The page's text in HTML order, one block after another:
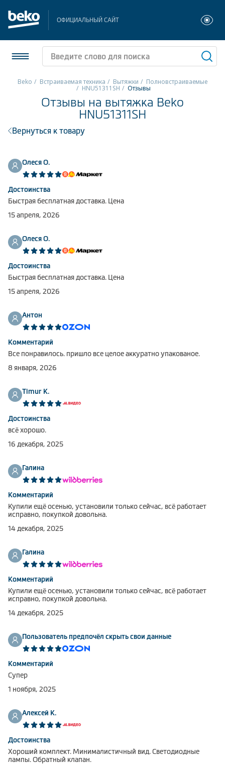
ОФИЦИАЛЬНЫЙ САЙТ
Холодильники и морозильники
Плиты
Встраиваемая техника
Малая бытовая техника
Beko Встраиваемая техника Вытяжки Полновстраиваемые
HNU51311SH Отзывы
Отзывы на вытяжка Beko
HNU51311SH
Вернуться к товару
Олеся О.
Достоинства
Быстрая бесплатная доставка. Цена
15 апреля, 2026
Олеся О.
Достоинства
Быстрая бесплатная доставка. Цена
15 апреля, 2026
Антон
Комментарий
Все понравилось. пришло все целое аккуратно упакованое.
8 января, 2026
Timur K.
Достоинства
всё хорошо.
16 декабря, 2025
Галина
Комментарий
Купили ещё осенью, установили только сейчас, всё работает
исправно, покупкой довольна.
14 декабря, 2025
Галина
Комментарий
Купили ещё осенью, установили только сейчас, всё работает
исправно, покупкой довольна.
14 декабря, 2025
Пользователь предпочёл скрыть свои данные
Комментарий
Супер
1 ноября, 2025
Алексей К.
Достоинства
Хороший комплект. Минималистичный вид. Светодиодные
лампы. Обратный клапан.